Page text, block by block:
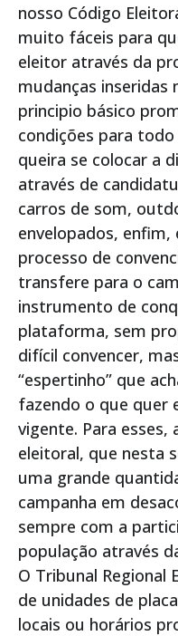
nosso Código
muito fáceis para
eleitor através da
mudanças inseridas
principio básico
condições para
queira se colocar a
através de
carros de som,
envelopados,
processo de
transfere para o
instrumento de
plataforma, sem
difícil convencer,
“espertinho” que
fazendo o que quer
vigente. Para esses,
eleitoral, que nesta
uma grande
campanha em
sempre com a
população através
O Tribunal Regional
de unidades de
locais ou horários